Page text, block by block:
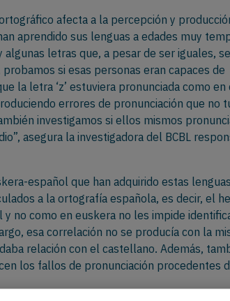
afecta a la percepción y
aprendido sus lenguas a edades muy
letras que, a pesar de ser iguales, se
si esas personas eran capaces de
la letra ‘z’ estuviera pronunciada como en
errores de pronunciación que no
investigamos si ellos mismos
asegura la investigadora del BCBL
español que han adquirido estas
a la ortografía española, es decir, el
no como en euskera no les impide
esa correlación no se producía con la
relación con el castellano. Además,
los fallos de pronunciación procedentes